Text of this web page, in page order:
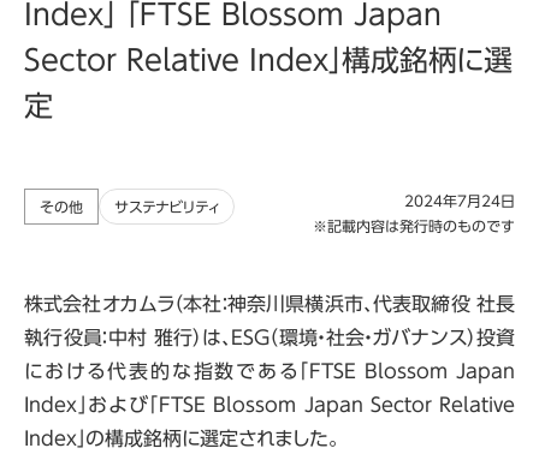
Index」 「FTSE Blossom Japan
Sector Relative Index」構成銘柄に選
定
その他 サステナビリティ
2024年7月24日
※記載内容は発行時のものです
株式会社オカムラ（本社：神奈川県横浜市、代表取締役 社長
執行役員：中村 雅行）は、ESG（環境・社会・ガバナンス）投資
における代表的な指数である「FTSE Blossom Japan
Index」および「FTSE Blossom Japan Sector Relative
Index」の構成銘柄に選定されました。